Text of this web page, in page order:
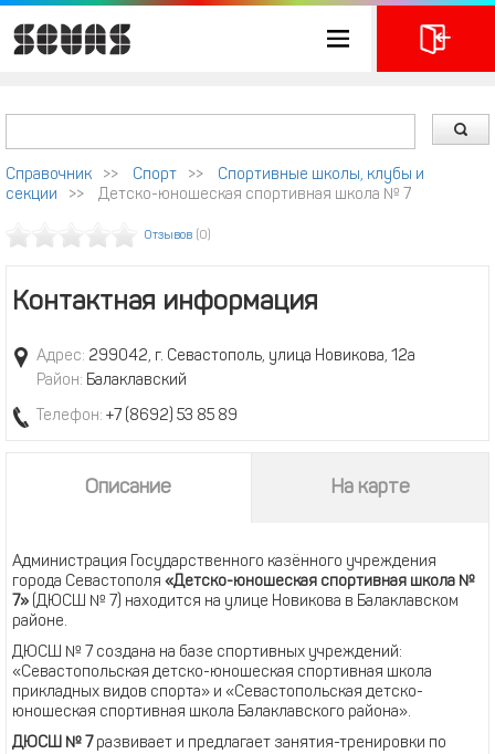
Справочник >> Спорт >>
Спортивные школы, клубы и
секции
>> Детско-юношеская спортивная школа № 7
Отзывов (0)
Контактная информация
Адрес: 299042, г. Севастополь, улица Новикова, 12а
Район: Балаклавский
Телефон: +7 (8692) 53 85 89
Описание На карте
Администрация Государственного казённого учреждения
города Севастополя «Детско-юношеская спортивная школа №
7» (ДЮСШ № 7) находится на улице Новикова в Балаклавском
районе.
ДЮСШ № 7 создана на базе спортивных учреждений:
«Севастопольская детско-юношеская спортивная школа
прикладных видов спорта» и «Севастопольская детско-
юношеская спортивная школа Балаклавского района».
ДЮСШ № 7 развивает и предлагает занятия-тренировки по